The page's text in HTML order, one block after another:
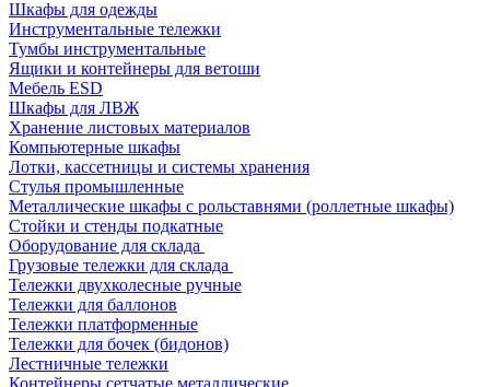
Шкафы для одежды
Инструментальные тележки
Тумбы инструментальные
Ящики и контейнеры для ветоши
Мебель ESD
Шкафы для ЛВЖ
Хранение листовых материалов
Компьютерные шкафы
Лотки, кассетницы и системы хранения
Стулья промышленные
Металлические шкафы с рольставнями (роллетные шкафы)
Стойки и стенды подкатные
Оборудование для склада
Грузовые тележки для склада
Тележки двухколесные ручные
Тележки для баллонов
Тележки платформенные
Тележки для бочек (бидонов)
Лестничные тележки
Контейнеры сетчатые металлические